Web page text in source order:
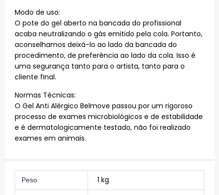
Modo de uso:
O pote do gel aberto na bancada do profissional
acaba neutralizando o gás emitido pela cola. Portanto,
aconselhamos deixá-lo ao lado da bancada do
procedimento, de preferência ao lado da cola. Isso é
uma segurança tanto para o artista, tanto para o
cliente final.
Normas Técnicas:
O Gel Anti Alérgico Belmove passou por um rigoroso
processo de exames microbiológicos e de estabilidade
e é dermatologicamente testado, não foi realizado
exames em animais.
Peso 1 kg